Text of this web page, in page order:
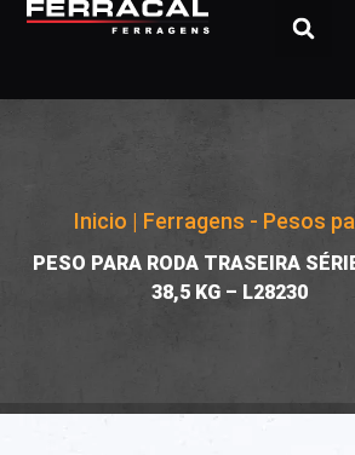
Inicio | Ferragens - Pesos
PESO PARA RODA TRASEIRA
38,5 KG – L28230